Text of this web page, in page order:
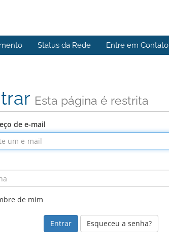
Status da Rede Entre em Contato
Esta página é restrita
de e-mail
de mim
Esqueceu a senha?